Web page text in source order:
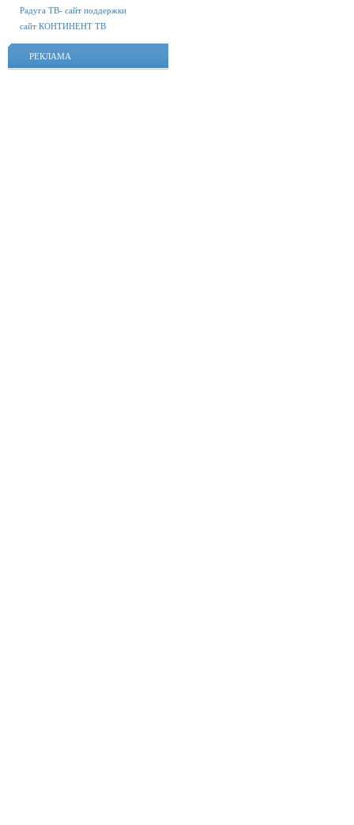
Радуга ТВ- сайт поддержки
сайт КОНТИНЕНТ ТВ
РЕКЛАМА